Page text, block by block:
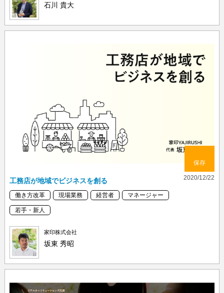
石川 貴大
保存
2020/12/22
工務店が地域でビジネスを創る
働き方改革 現場業務 経営者 マネージャー
若手・新人
家印株式会社
坂東 秀昭